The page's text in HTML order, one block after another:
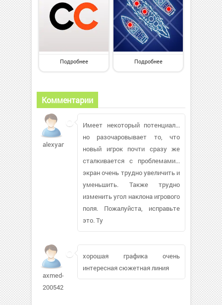
Подробнее Подробнее
Комментарии
alexyamp829
Имеет некоторый потенциал...
но разочаровывает то, что
новый игрок почти сразу же
сталкивается с проблемами...
экран очень трудно увеличить и
уменьшить. Также трудно
изменить угол наклона игрового
поля. Пожалуйста, исправьте
это. Ty
axmed-
200542
хорошая графика очень
интересная сюжетная линия